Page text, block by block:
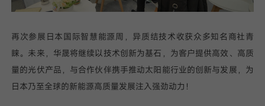
再次参展日本国际智慧能源周，异质结技术收获众多知名商社青
睐。未来，华晟将继续以技术创新为基石，为客户提供高效、高质
量的光伏产品，与合作伙伴携手推动太阳能行业的创新与发展，为
日本乃至全球的新能源高质量发展注入强劲动力！